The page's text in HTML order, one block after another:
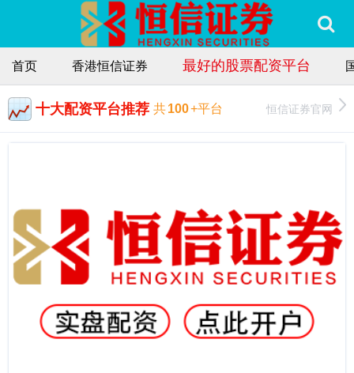
首页 香港恒信证券 最好的股票配资平台
十大配资平台推荐 共100+平台 恒信证券官网